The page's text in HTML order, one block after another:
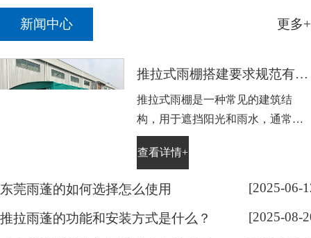
新闻中心 更多+
推拉式雨棚搭建要求规范有哪些
推拉式雨棚是一种常见的建筑结
构，用于遮挡阳光和雨水，通常用
于户外休闲区域、露台、花园等场
所。为了确保安全和可靠性，搭建
求。
查看详情+
东莞雨蓬的如何选择怎么使用 [2025-06-
推拉雨蓬的功能和安装方式是什么？ [2025-08-